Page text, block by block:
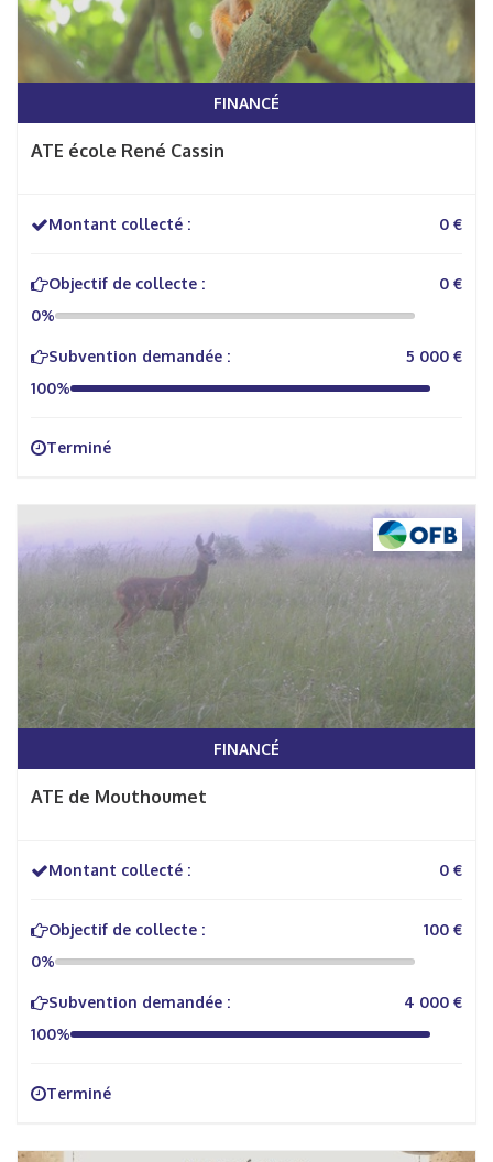
FINANCÉ
ATE école René Cassin
Montant collecté : 0 €
Objectif de collecte :
0 €
0%
Subvention demandée :
5 000 €
100%
Terminé
FINANCÉ
ATE de Mouthoumet
Montant collecté : 0 €
Objectif de collecte :
100 €
0%
Subvention demandée :
4 000 €
100%
Terminé